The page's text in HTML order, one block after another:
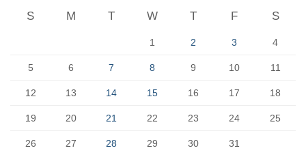
S M T W T F S
1 2 3 4
5 6 7 8 9 10 11
12 13 14 15 16 17 18
19 20 21 22 23 24 25
26 27 28 29 30
31